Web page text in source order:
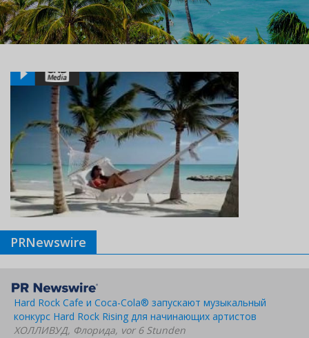
PRNewswire
Hard Rock Cafe и Coca-Cola® запускают музыкальный
конкурс Hard Rock Rising для начинающих артистов
ХОЛЛИВУД, Флорида, vor 6 Stunden